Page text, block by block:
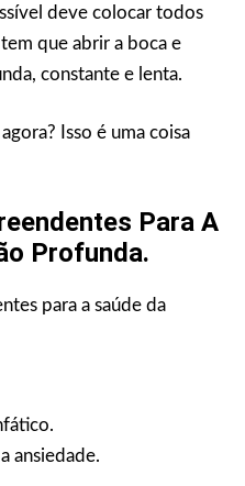
deve colocar todos
que abrir a boca e
constante e lenta.
Isso é uma coisa
Para A
Profunda.
para a saúde da
ansiedade.